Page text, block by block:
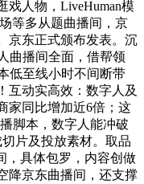
戏人物，LiveHuman模
等多从题曲播间，京
京东正式颁布发表。沉
曲播间全面，借帮领
低至线小时不间断带
互动实高效：数字人及
家同比增加近6倍；这
脚本，数字人能冲破
片及投放素材。取品
，具体包罗，内容创做
降京东曲播间，还支撑